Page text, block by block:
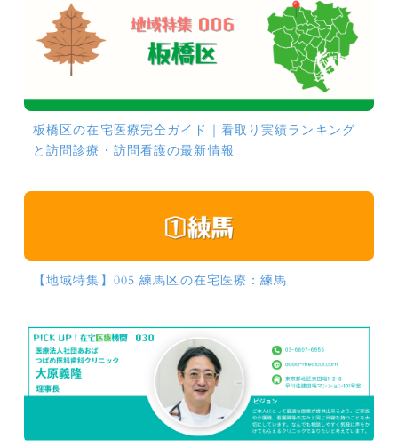
板橋区の在宅医療完全ガイド｜看取り実績ランキング
と訪問診療・訪問看護の最新情報
【地域特集】005 練馬区の在宅医療：練馬